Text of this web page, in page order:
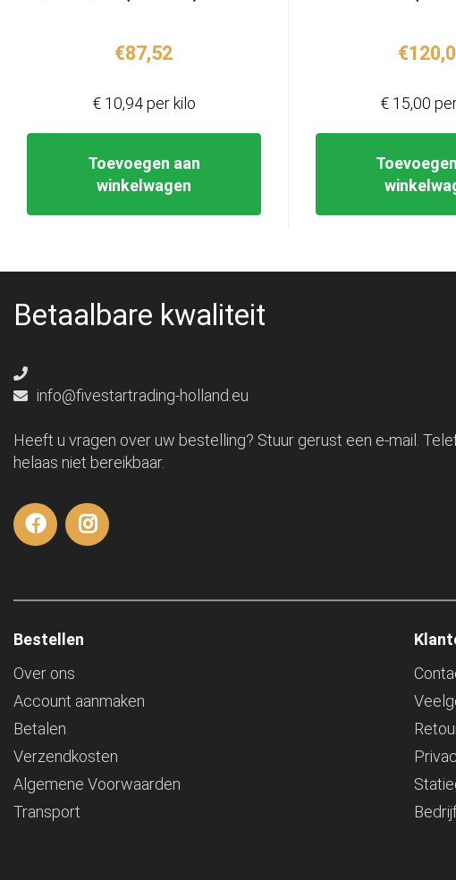
€87,52
Toevoegen aan
winkelwagen
€ 10,94 per kilo
€
€ 15,00
Betaalbare kwaliteit
info@fivestartrading-holland.eu
Heeft u vragen over uw bestelling? Stuur gerust een e-mail.
helaas niet bereikbaar.
Bestellen
Over ons
Account aanmaken
Betalen
Verzendkosten
Algemene Voorwaarden
Transport